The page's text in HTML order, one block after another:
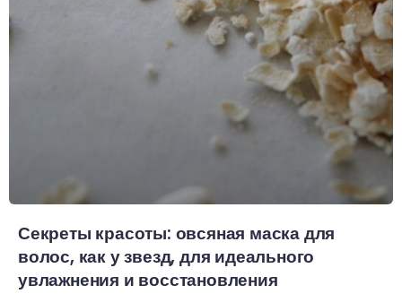
Секреты красоты: овсяная маска для
волос, как у звезд, для идеального
увлажнения и восстановления